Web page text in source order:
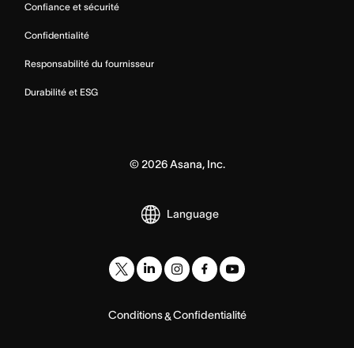
Confiance et sécurité
Confidentialité
Responsabilité du fournisseur
Durabilité et ESG
© 2026Asana, Inc.
Language
Conditions&Confidentialité